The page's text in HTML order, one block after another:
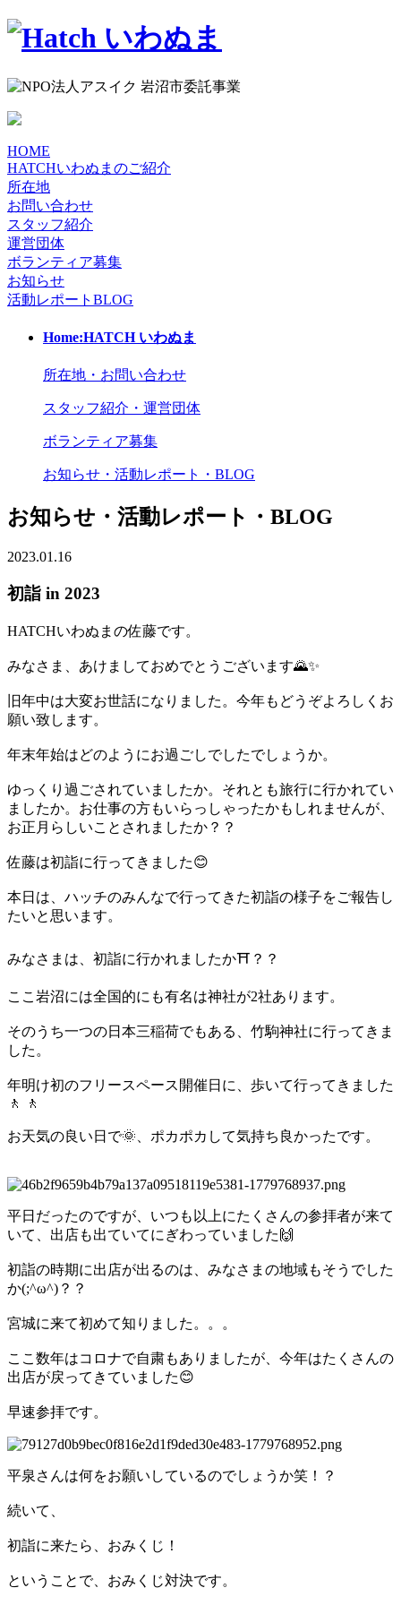
HOME
HATCHいわぬまのご紹介
所在地
お問い合わせ
スタッフ紹介
運営団体
ボランティア募集
お知らせ
活動レポート BLOG
Home:HATCH いわぬま
所在地・お問い合わせ
スタッフ紹介・運営団体
ボランティア募集
お知らせ・活動レポート・BLOG
お知らせ・活動レポート・BLOG
2023.01.16
初詣 in 2023
HATCHいわぬまの佐藤です。
みなさま、あけましておめでとうございます🌄✨
旧年中は大変お世話になりました。今年もどうぞよろしくお
願い致します。
年末年始はどのようにお過ごしでしたでしょうか。
ゆっくり過ごされていましたか。それとも旅行に行かれてい
ましたか。お仕事の方もいらっしゃったかもしれませんが、
お正月らしいことされましたか？？
佐藤は初詣に行ってきました😊
本日は、ハッチのみんなで行ってきた初詣の様子をご報告し
たいと思います。
みなさまは、初詣に行かれましたか⛩？？
ここ岩沼には全国的にも有名は神社が2社あります。
そのうち一つの日本三稲荷でもある、竹駒神社に行ってきま
した。
年明け初のフリースペース開催日に、歩いて行ってきました
🚶 🚶
お天気の良い日で🌞、ポカポカして気持ち良かったです。
平日だったのですが、いつも以上にたくさんの参拝者が来て
いて、出店も出ていてにぎわっていました🙌
初詣の時期に出店が出るのは、みなさまの地域もそうでした
か(;^ω^)？？
宮城に来て初めて知りました。。。
ここ数年はコロナで自粛もありましたが、今年はたくさんの
出店が戻ってきていました😊
早速参拝です。
平泉さんは何をお願いしているのでしょうか笑！？
続いて、
初詣に来たら、おみくじ！
ということで、おみくじ対決です。